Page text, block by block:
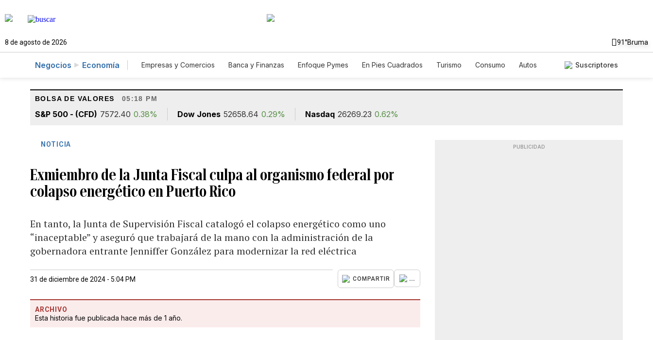
8 de agosto de 2026 91°Bruma
Negocios Economía Empresas y Comercios Banca y Finanzas Enfoque Pymes En Pies Cuadrados Turismo Consumo
Autos
Suscriptores
BOLSA DE VALORES 05:18 PM
S&P 500 - (CFD) 7572.40 0.38% Dow Jones 52658.64 0.29% Nasdaq 26269.23 0.62%
NOTICIA
Exmiembro de la Junta Fiscal culpa al organismo federal por
colapso energético en Puerto Rico
En tanto, la Junta de Supervisión Fiscal catalogó el colapso energético como uno
“inaceptable” y aseguró que trabajará de la mano con la administración de la
gobernadora entrante Jenniffer González para modernizar la red eléctrica
31 de diciembre de 2024 - 5:04 PM COMPARTIR ...
ARCHIVO
Esta historia fue publicada hace más de 1 año.
PUBLICIDAD